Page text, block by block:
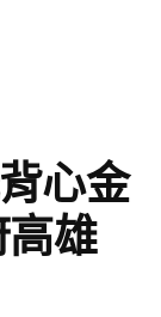
心金
雄